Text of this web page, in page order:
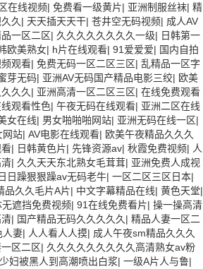
在线视频| 免费看一级黄片| 亚洲制服丝袜| 精
久 | 天天插天天干| 苍井空无码视频| 成人AV
一区二区| 久久久久久久久久一级| 日韩第一
欧美熟女| h片在线观看| 91爱爱爱| 国内自拍
观看| 免费无码一区二区三区| 乱精品一区字
芽无码| 亚洲AV无码国产精品电影三绞| 欧美
久久 | 亚洲高清一区二区三区| 在线免费观看
观看性色| 午夜无码在线观看| 亚洲二区在线
女在线| 男女啪啪啪网站| 亚洲无码在线一区|
网站| AV电影在线观看| 欧美午夜精品久久久
| 日韩黄色片| 先锋资源av| 秋霞免费视频| 人
| 久久天天东北熟女毛茸茸| 亚洲免费人成视
日躁狠狠躁av无码老牛| 一区二区三区日本|
品久久毛片A片| 中文字幕精品在线| 黄色天堂|
遮挡免费视频| 91在线免费看片| 操一操高清
| 国产精品无码久久久久久 | 精品人妻一区二
人妻| 人人看人人摸| 成人午夜sm精品久久久
区二区| 久久久久久久久久久高清熟女av粉
少妇被黑人到高潮喷出白浆| 一级A片人与鲁|